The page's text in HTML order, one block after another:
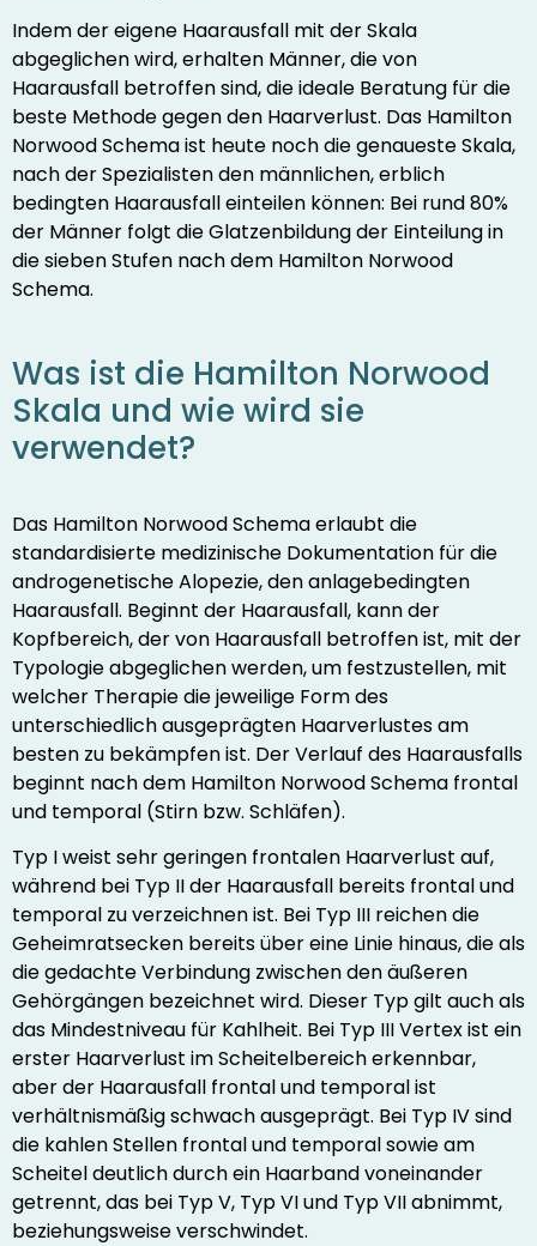
Indem der eigene Haarausfall mit der Skala
abgeglichen wird, erhalten Männer, die von
Haarausfall betroffen sind, die ideale Beratung für die
beste Methode gegen den Haarverlust. Das Hamilton
Norwood Schema ist heute noch die genaueste Skala,
nach der Spezialisten den männlichen, erblich
bedingten Haarausfall einteilen können: Bei rund 80%
der Männer folgt die Glatzenbildung der Einteilung in
die sieben Stufen nach dem Hamilton Norwood
Schema.
Was ist die Hamilton Norwood
Skala und wie wird sie
verwendet?
Das Hamilton Norwood Schema erlaubt die
standardisierte medizinische Dokumentation für die
androgenetische Alopezie, den anlagebedingten
Haarausfall. Beginnt der Haarausfall, kann der
Kopfbereich, der von Haarausfall betroffen ist, mit der
Typologie abgeglichen werden, um festzustellen, mit
welcher Therapie die jeweilige Form des
unterschiedlich ausgeprägten Haarverlustes am
besten zu bekämpfen ist. Der Verlauf des Haarausfalls
beginnt nach dem Hamilton Norwood Schema frontal
und temporal (Stirn bzw. Schläfen).
Typ I weist sehr geringen frontalen Haarverlust auf,
während bei Typ II der Haarausfall bereits frontal und
temporal zu verzeichnen ist. Bei Typ III reichen die
Geheimratsecken bereits über eine Linie hinaus, die als
die gedachte Verbindung zwischen den äußeren
Gehörgängen bezeichnet wird. Dieser Typ gilt auch als
das Mindestniveau für Kahlheit. Bei Typ III Vertex ist ein
erster Haarverlust im Scheitelbereich erkennbar,
aber der Haarausfall frontal und temporal ist
verhältnismäßig schwach ausgeprägt. Bei Typ IV sind
die kahlen Stellen frontal und temporal sowie am
Scheitel deutlich durch ein Haarband voneinander
getrennt, das bei Typ V, Typ VI und Typ VII abnimmt,
beziehungsweise verschwindet.